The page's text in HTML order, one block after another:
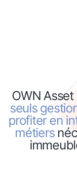
OWN
seuls
profiter en
métiers